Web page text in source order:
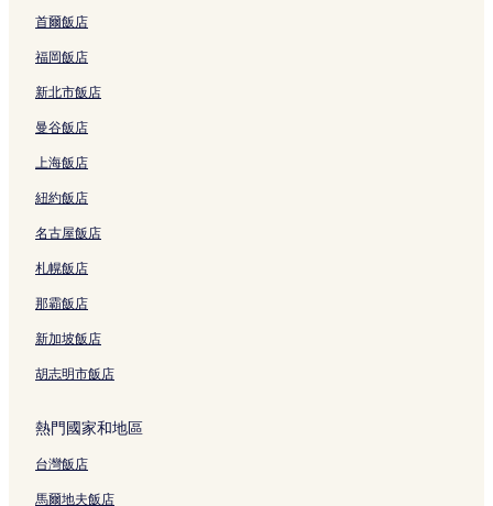
梅里韋瑟飯店
希漢普頓飯店
天鵝海海角飯店
北萊姆頓飯店
亞當斯敦飯店
卡麥隆公園飯店
北角燈塔附近的飯店
畢至堝飯店
科塔拉飯店
Nex附近的飯店
莫里塞特飯店
新蘭頓飯店
首爾飯店
福岡飯店
新北市飯店
曼谷飯店
上海飯店
紐約飯店
名古屋飯店
札幌飯店
那霸飯店
新加坡飯店
胡志明市飯店
熱門國家和地區
台灣飯店
馬爾地夫飯店